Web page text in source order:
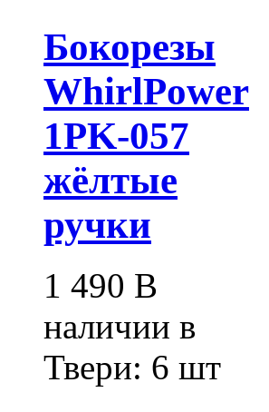
Бокорезы
WhirlPower
1PK-057
жёлтые
ручки
1 490 В
наличии в
Твери: 6 шт